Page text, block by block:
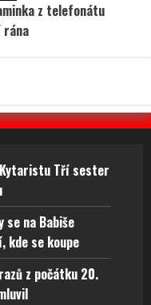
z telefonátu
Tří sester
se na Babiše
kde se koupe
z počátku 20.